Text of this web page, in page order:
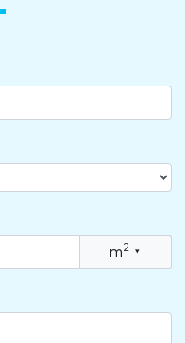
m2 ▾